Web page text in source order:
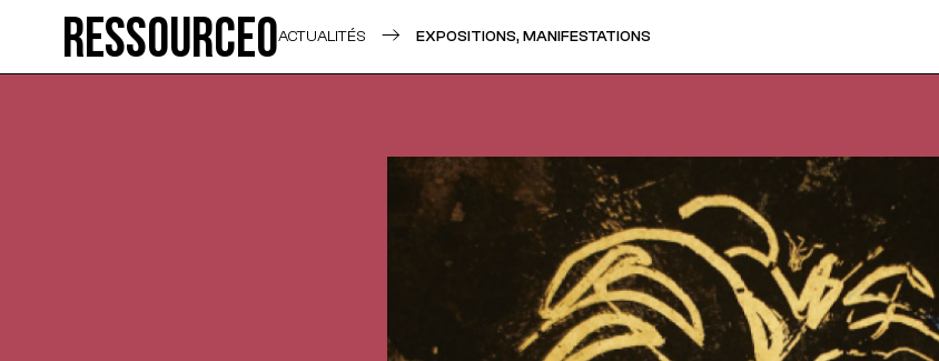
Ressource0ACTUALITÉS EXPOSITIONS, MANIFESTATIONS